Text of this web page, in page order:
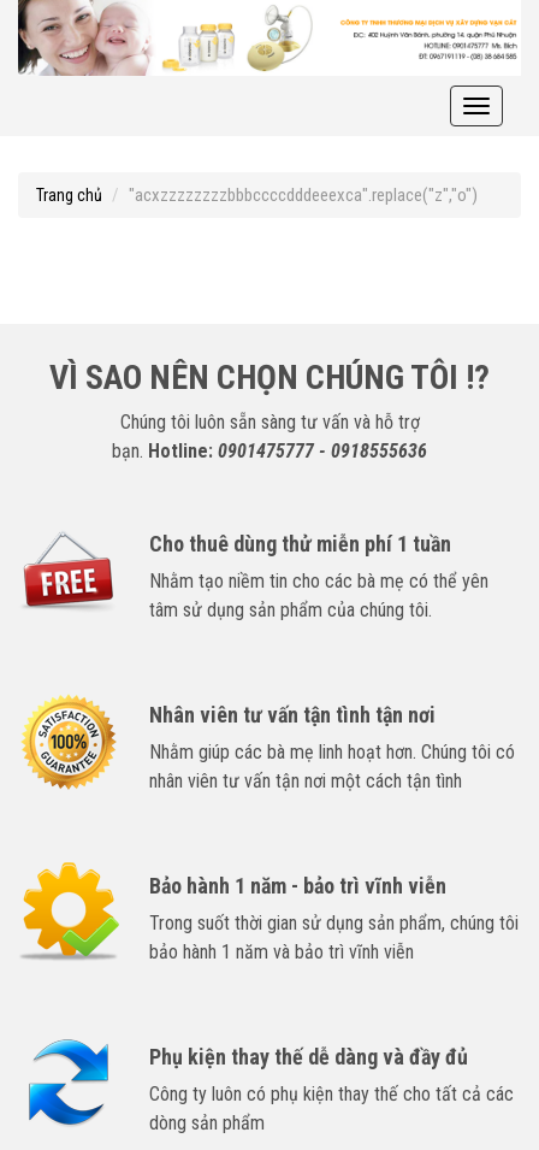
Toggle
Trang chủ "acxzzzzzzzzbbbccccdddeeexca".replace("z","o")
VÌ SAO NÊN CHỌN CHÚNG TÔI !?
Chúng tôi luôn sẵn sàng tư vấn và hỗ trợ
bạn. Hotline: 0901475777 - 0918555636
Cho thuê dùng thử miễn phí 1 tuần
Nhằm tạo niềm tin cho các bà mẹ có thể yên
tâm sử dụng sản phẩm của chúng tôi.
Nhân viên tư vấn tận tình tận nơi
Nhằm giúp các bà mẹ linh hoạt hơn. Chúng tôi có
nhân viên tư vấn tận nơi một cách tận tình
Bảo hành 1 năm - bảo trì vĩnh viễn
Trong suốt thời gian sử dụng sản phẩm, chúng tôi
bảo hành 1 năm và bảo trì vĩnh viễn
Phụ kiện thay thế dễ dàng và đầy đủ
Công ty luôn có phụ kiện thay thế cho tất cả các
dòng sản phẩm